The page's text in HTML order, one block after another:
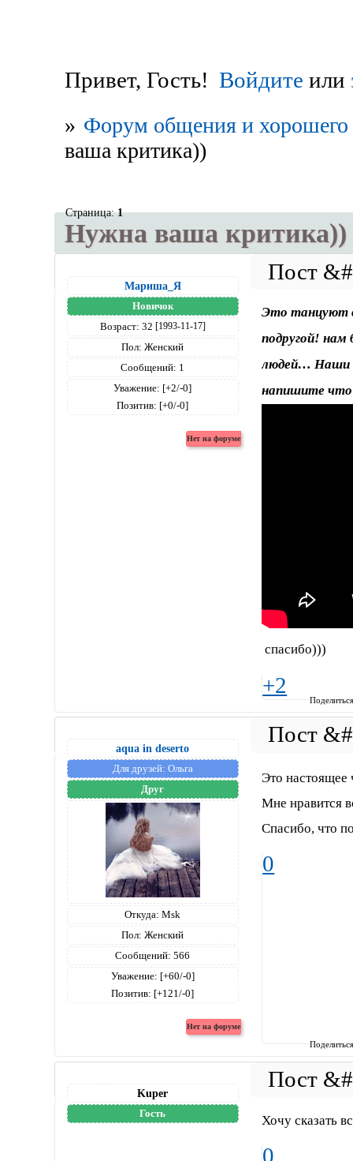
Привет, Гость! Войдите или
» Форум общения и хорошего
ваша критика))
Нужна ваша критика))
Страница:1
Мариша_Я
Новичок
Возраст: 32 [1993-11-17]
Пол: Женский
Сообщений: 1
Уважение: [+2/-0]
Позитив: [+0/-0]
Это танцуют
подругой!
людей… Наши
напишите
спасибо)))
+2
aqua in deserto
Для друзей: Ольга
Друг
Откуда: Msk
Пол: Женский
Сообщений: 566
Уважение: [+60/-0]
Позитив: [+121/-0]
Это
Мне нравится
Спасибо, что
0
Kuper
Гость Хочу сказать
0